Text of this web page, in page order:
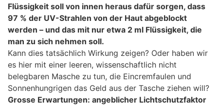
Flüssigkeit soll von innen heraus dafür sorgen, dass
97 % der UV-Strahlen von der Haut abgeblockt
werden – und das mit nur etwa 2 ml Flüssigkeit, die
man zu sich nehmen soll.
Kann dies tatsächlich Wirkung zeigen? Oder haben wir
es hier mit einer leeren, wissenschaftlich nicht
belegbaren Masche zu tun, die Eincremfaulen und
Sonnenhungrigen das Geld aus der Tasche ziehen will?
Grosse Erwartungen: angeblicher Lichtschutzfaktor